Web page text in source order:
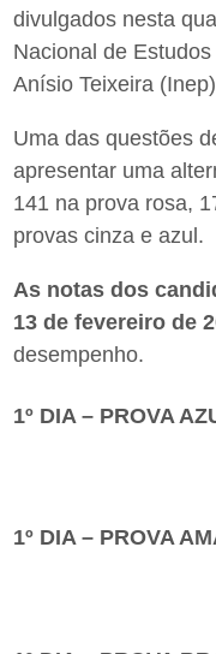
divulgados nesta
Nacional de
Anísio Teixeira
Uma das questões
apresentar uma
141 na prova rosa,
provas cinza e azul.
As notas dos
13 de fevereiro de
desempenho.
1º DIA – PROVA
1º DIA – PROVA